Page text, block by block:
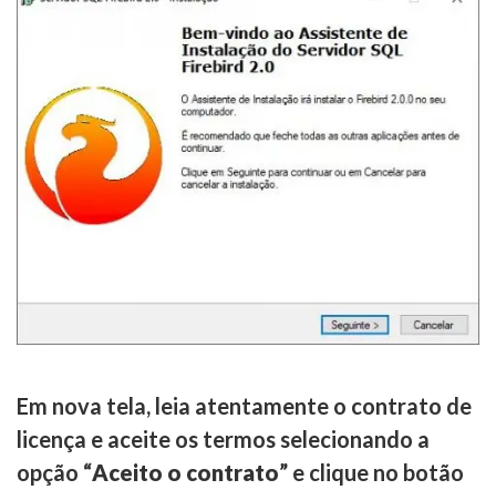
Em nova tela, leia atentamente o contrato de
licença e aceite os termos selecionando a
opção “Aceito o contrato” e clique no botão